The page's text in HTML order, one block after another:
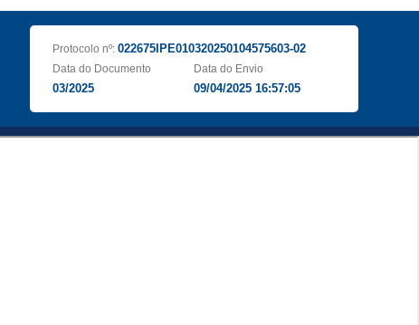
Protocolo nº: 022675IPE010320250104575603-02
Data do Documento
03/2025
Data do Envio
09/04/2025 16:57:05